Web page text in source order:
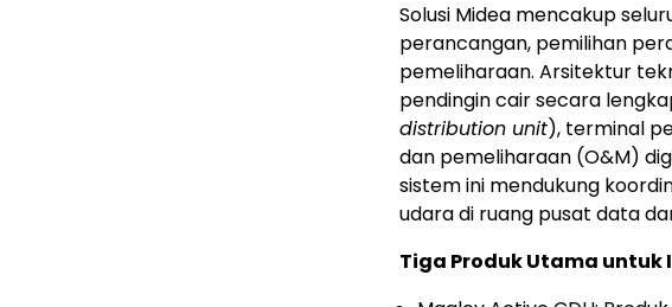
Solusi Midea mencakup
perancangan, pemilihan
pemeliharaan. Arsitektur
pendingin cair secara
distribution unit), terminal
dan pemeliharaan (O&M)
sistem ini mendukung
udara di ruang pusat data
Tiga Produk Utama untuk